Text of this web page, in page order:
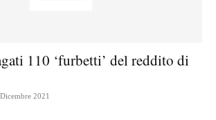
110 ‘furbetti’ del reddito di
2021